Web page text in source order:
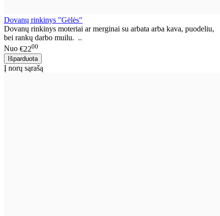
Dovanų rinkinys "Gėlės"
Dovanų rinkinys moteriai ar merginai su arbata arba kava, puodeliu,
bei rankų darbo muilu. ..
Nuo €2200
Į norų sąrašą